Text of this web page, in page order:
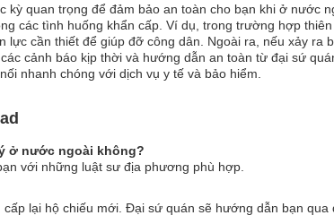
quan trọng để đảm bảo an toàn cho bạn khi ở nước
các tình huống khẩn cấp. Ví dụ, trong trường hợp
cần thiết để giúp đỡ công dân. Ngoài ra, nếu xảy ra
cảnh báo kịp thời và hướng dẫn an toàn từ đại sứ
nhanh chóng với dịch vụ y tế và bảo hiểm.
ở nước ngoài không?
với những luật sư địa phương phù hợp.
lại hộ chiếu mới. Đại sứ quán sẽ hướng dẫn bạn qua